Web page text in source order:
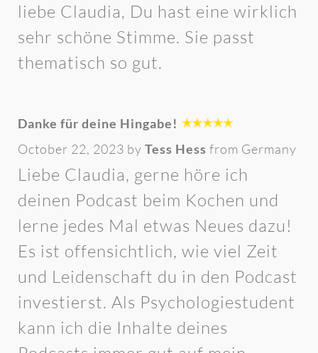
liebe Claudia, Du hast eine wirklich
sehr schöne Stimme. Sie passt
thematisch so gut.
Danke für deine Hingabe!
October 22, 2023 by Tess Hess from Germany
Liebe Claudia, gerne höre ich
deinen Podcast beim Kochen und
lerne jedes Mal etwas Neues dazu!
Es ist offensichtlich, wie viel Zeit
und Leidenschaft du in den Podcast
investierst. Als Psychologiestudent
kann ich die Inhalte deines